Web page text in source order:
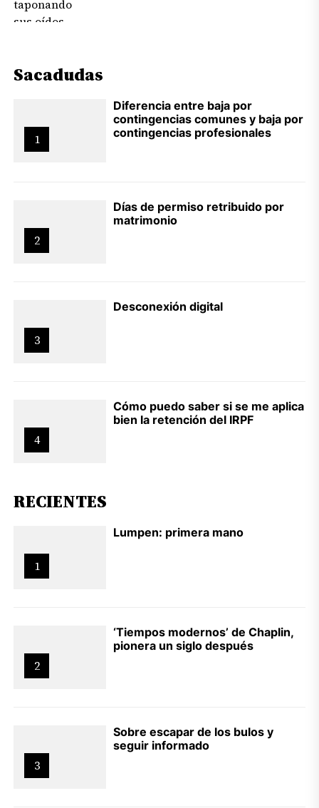
Sacadudas
1
Diferencia entre baja por
contingencias comunes y baja por
contingencias profesionales
2
Días de permiso retribuido por
matrimonio
3
Desconexión digital
4
Cómo puedo saber si se me aplica
bien la retención del IRPF
RECIENTES
1
Lumpen: primera mano
2
‘Tiempos modernos’ de Chaplin,
pionera un siglo después
3
Sobre escapar de los bulos y
seguir informado